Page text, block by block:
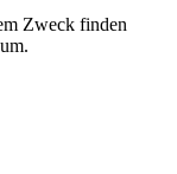
Zweck finden